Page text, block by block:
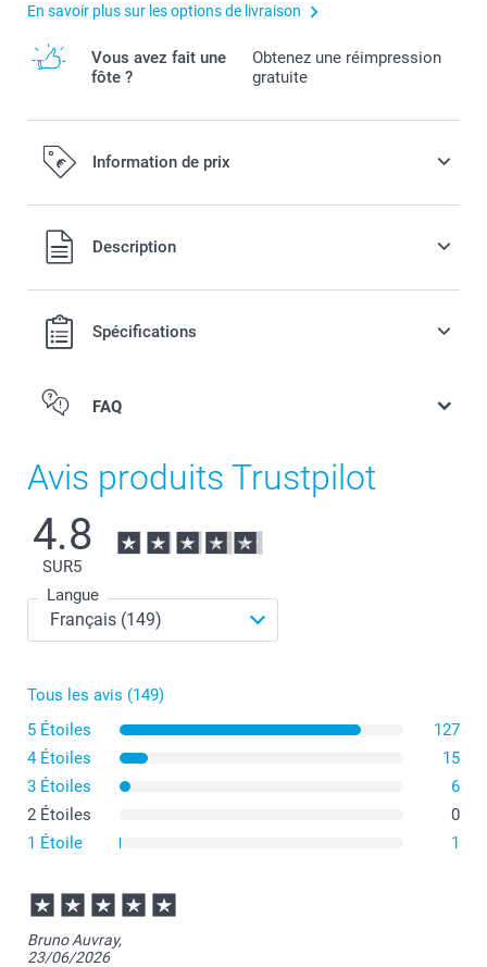
En savoir plus sur les options de livraison
Vous avez fait une
fôte ?
Obtenez une réimpression
gratuite
Information de prix
Tous les prix sont en EURO (€), TVA incluse et hors frais de
port.
Description
Spécifications
FAQ
Evitez d'utiliser des couverts directement dessus.
Nettoyez-le directement après usage pour éviter de
devoir gratter les restes de nourriture.
Lavez-le à l'eau et au savon sans le mettre au lave-
vaisselle.
Tenez-le à l'abri des sources de chaleur (casseroles
chaudes, plaques de cuisson).
Avis produits Trustpilot
4.8
SUR5
Langue
Tous les avis (149)
5 Étoiles
127
4 Étoiles
15
3 Étoiles
6
2 Étoiles
0
1 Étoile
1
Bruno Auvray,
23/06/2026